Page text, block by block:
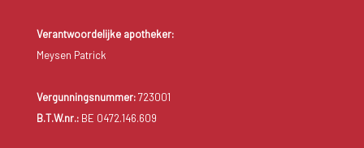
Verantwoordelijke apotheker:
Meysen Patrick
Vergunningsnummer:723001
B.T.W.nr.:BE 0472.146.609